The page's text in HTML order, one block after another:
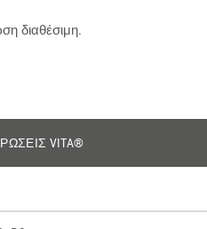
διαθέσιμη.
VITA®